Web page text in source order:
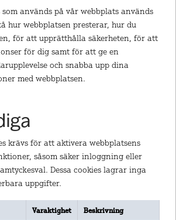
som används på vår webbplats används
hur webbplatsen presterar, hur du
för att upprätthålla säkerheten, för att
för dig samt för att ge en
och snabba upp dina
med webbplatsen.
krävs för att aktivera webbplatsens
såsom säker inloggning eller
Dessa cookies lagrar inga
uppgifter.
Varaktighet Beskrivning